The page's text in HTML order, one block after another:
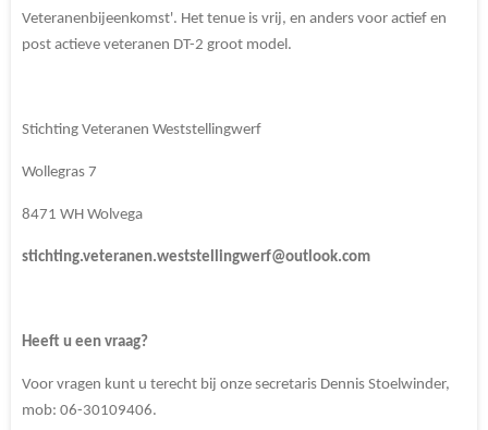
Veteranenbijeenkomst'. Het tenue is vrij, en anders voor actief en
post actieve veteranen DT-2 groot model.
Stichting Veteranen Weststellingwerf
Wollegras 7
8471 WH Wolvega
stichting.veteranen.weststellingwerf@outlook.com
Heeft u een vraag?
Voor vragen kunt u terecht bij onze secretaris Dennis Stoelwinder,
mob: 06-30109406.